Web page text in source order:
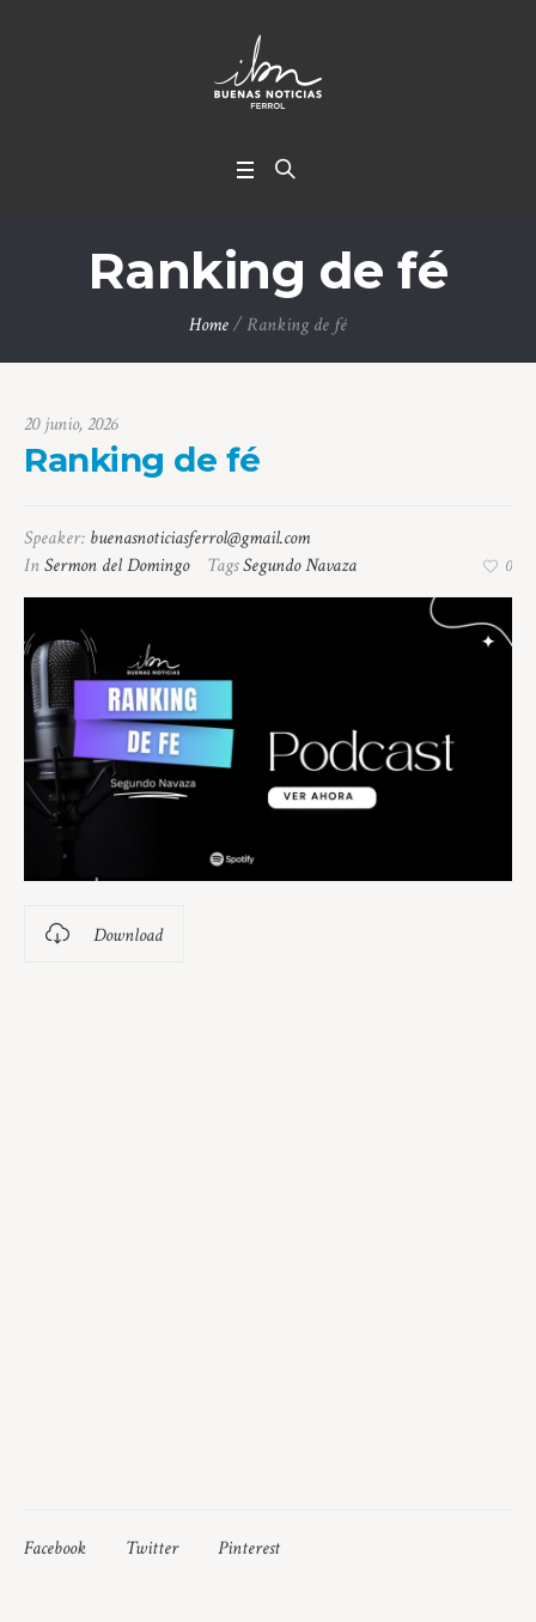
Ranking de fé
Home/Ranking de fé
20 junio, 2026
Ranking de fé
Speaker: buenasnoticiasferrol@gmail.com
InSermon del Domingo TagsSegundo Navaza 0
Download
Facebook Twitter Pinterest